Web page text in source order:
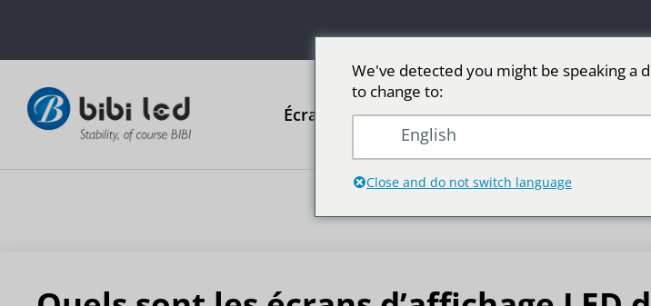
Écrans publicitaires LED Écran LED pour
We've detected you might be speaking a
to change to:
English
Close and do not switch language